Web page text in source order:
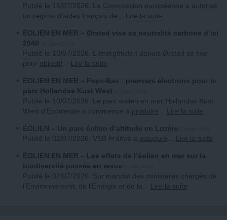
Publié le 16/07/2026. La Commission européenne a autorisé
un régime d’aides français de
Lire la suite
ÉOLIEN EN MER – Ørsted vise sa neutralité carbone d’ici
2040
Publié le 10/07/2026. L’énergéticien danois Ørsted se fixe
pour objectif Lire la suite
ÉOLIEN EN MER – Pays-Bas : premiers électrons pour le
parc Hollandse Kust West
Publié le 10/07/2026. Le parc éolien en mer Hollandse Kust
West d’Ecowende a commencé à produire Lire la suite
ÉOLIEN – Un parc éolien d’altitude en Lozère
Publié le 02/07/2026. VSB France a inauguré Lire la suite
ÉOLIEN EN MER – Les effets de l’éolien en mer sur la
biodiversité passés en revue
Publié le 02/07/2026. Sur mandat des ministères chargés de
l’Environnement, de l’Énergie et de la
Lire la suite